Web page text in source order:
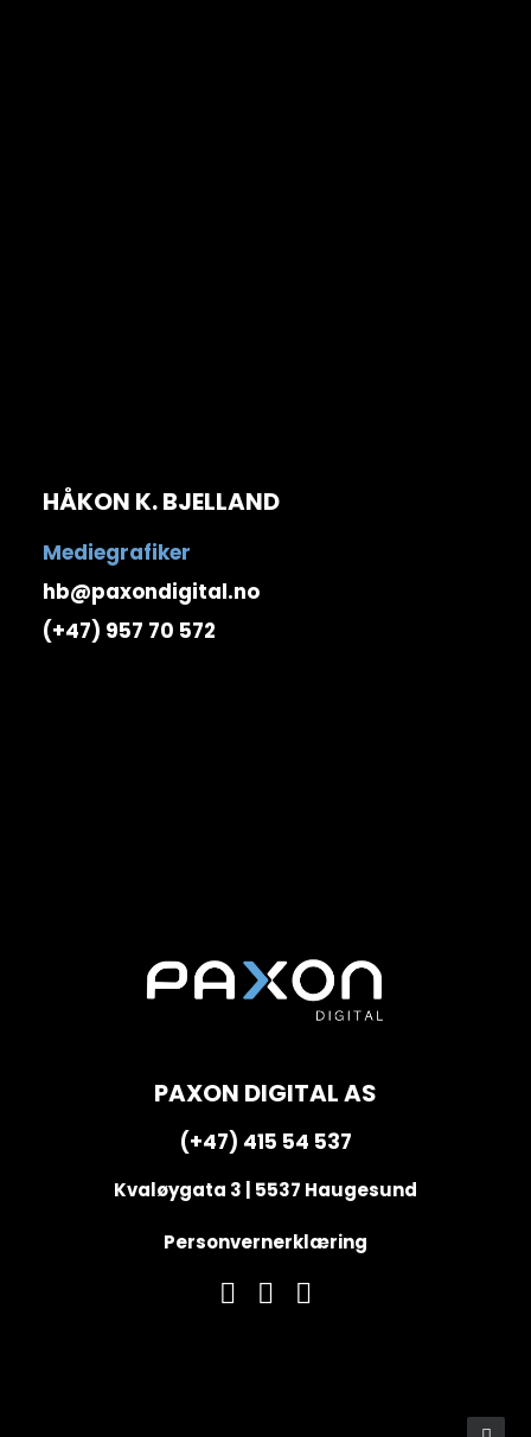
HÅKON K. BJELLAND
Mediegrafiker
hb@paxondigital.no
(+47) 957 70 572
PAXON DIGITAL AS
(+47) 415 54 537
Kvaløygata 3 | 5537 Haugesund
Personvernerklæring